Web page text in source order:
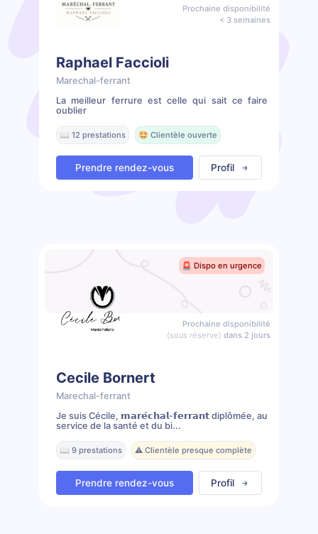
Prochaine disponibilité
< 3 semaines
Raphael Faccioli
Marechal-ferrant
La meilleur ferrure est celle qui sait ce faire
oublier
📖 12 prestations 🤩 Clientèle ouverte
Prendre rendez-vous Profil
🚨 Dispo en urgence
Prochaine disponibilité
(sous réserve) dans 2 jours
Cecile Bornert
Marechal-ferrant
Je suis Cécile, 𝗺𝗮𝗿𝗲́𝗰𝗵𝗮𝗹-𝗳𝗲𝗿𝗿𝗮𝗻𝘁 diplômée, au
service de la santé et du bi...
📖 9 prestations ⚠️ Clientèle presque complète
Prendre rendez-vous Profil